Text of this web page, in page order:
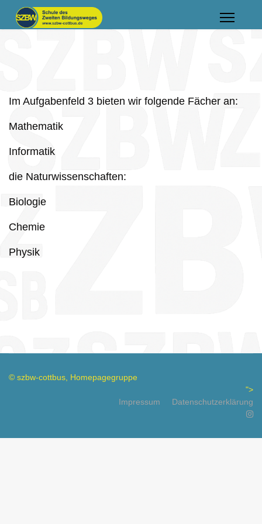
Im Aufgabenfeld 3 bieten wir folgende Fächer an:
Mathematik
Informatik
die Naturwissenschaften:
Biologie
Chemie
Physik
© szbw-cottbus, Homepagegruppe
Impressum
">
Datenschutzerklärung